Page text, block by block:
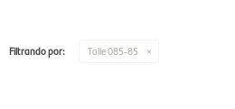
Filtrando por: Talle 085-85